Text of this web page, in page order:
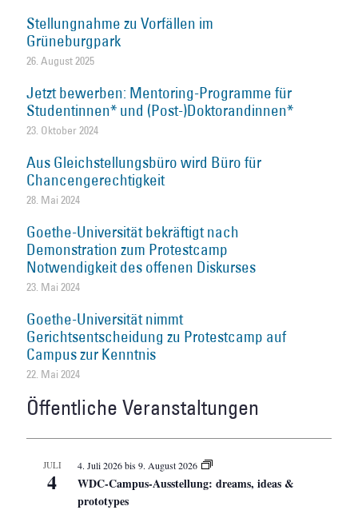
Stellungnahme zu Vorfällen im
Grüneburgpark
26. August 2025
Jetzt bewerben: Mentoring-Programme für
Studentinnen* und (Post-)Doktorandinnen*
23. Oktober 2024
Aus Gleichstellungsbüro wird Büro für
Chancengerechtigkeit
28. Mai 2024
Goethe-Universität bekräftigt nach
Demonstration zum Protestcamp
Notwendigkeit des offenen Diskurses
23. Mai 2024
Goethe-Universität nimmt
Gerichtsentscheidung zu Protestcamp auf
Campus zur Kenntnis
22. Mai 2024
Öffentliche Veranstaltungen
JULI
4
4. Juli 2026bis9. August 2026
WDC-Campus-Ausstellung: dreams, ideas &
prototypes